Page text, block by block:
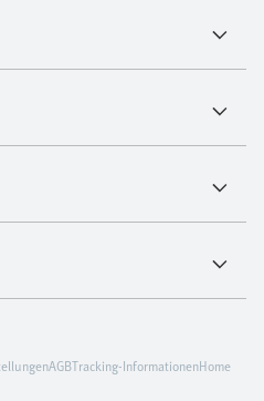
AGBTracking-InformationenHome